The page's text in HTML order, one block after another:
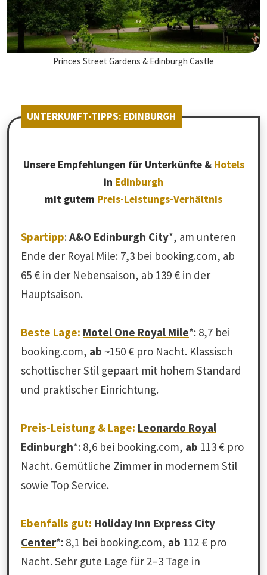
Princes Street Gardens & Edinburgh Castle
UNTERKUNFT-TIPPS: EDINBURGH
Unsere Empfehlungen für Unterkünfte & Hotels
in Edinburgh
mit gutem Preis-Leistungs-Verhältnis
Spartipp:A&O Edinburgh City*, am unteren
Ende der Royal Mile: 7,3 bei booking.com, ab
65 € in der Nebensaison, ab 139 € in der
Hauptsaison.
Beste Lage: Motel One Royal Mile*: 8,7 bei
booking.com, ab ~150 € pro Nacht. Klassisch
schottischer Stil gepaart mit hohem Standard
und praktischer Einrichtung.
Preis-Leistung & Lage: Leonardo Royal
Edinburgh*: 8,6 bei booking.com, ab 113 € pro
Nacht. Gemütliche Zimmer in modernem Stil
sowie Top Service.
Ebenfalls gut: Holiday Inn Express City
Center*: 8,1 bei booking.com, ab 112 € pro
Nacht. Sehr gute Lage für 2–3 Tage in